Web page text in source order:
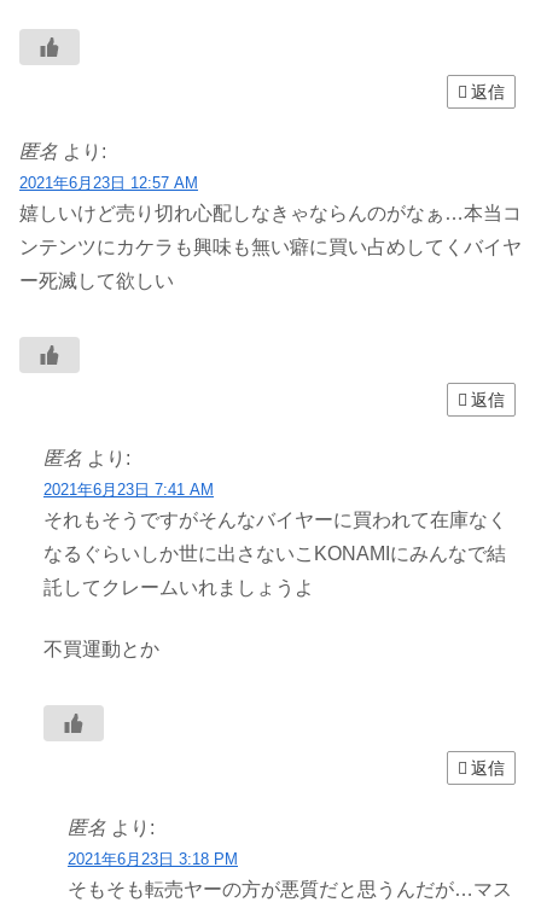
返信
匿名 より:
2021年6月23日 12:57 AM
嬉しいけど売り切れ心配しなきゃならんのがなぁ…本当コ
ンテンツにカケラも興味も無い癖に買い占めしてくバイヤ
ー死滅して欲しい
返信
匿名 より:
2021年6月23日 7:41 AM
それもそうですがそんなバイヤーに買われて在庫なく
なるぐらいしか世に出さないこKONAMIにみんなで結
託してクレームいれましょうよ
不買運動とか
返信
匿名 より:
2021年6月23日 3:18 PM
そもそも転売ヤーの方が悪質だと思うんだが…マス